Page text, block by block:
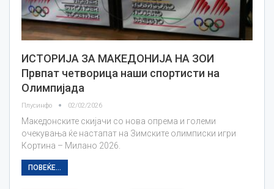
ИСТОРИЈА ЗА МАКЕДОНИЈА НА ЗОИ
Првпат четворица наши спортисти на
Олимпијада
Плусинфо 02/02/2026
Македонските скијачи со нова опрема и големи
очекувања ќе настапат на Зимските олимписки игри
Кортина – Милано 2026.
ПОВЕЌЕ...